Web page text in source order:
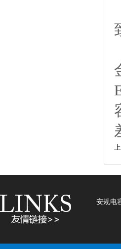
安规电